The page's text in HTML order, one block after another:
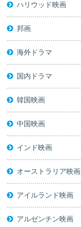
ハリウッド映画
邦画
海外ドラマ
国内ドラマ
韓国映画
中国映画
インド映画
オーストラリア映画
アイルランド映画
アルゼンチン映画